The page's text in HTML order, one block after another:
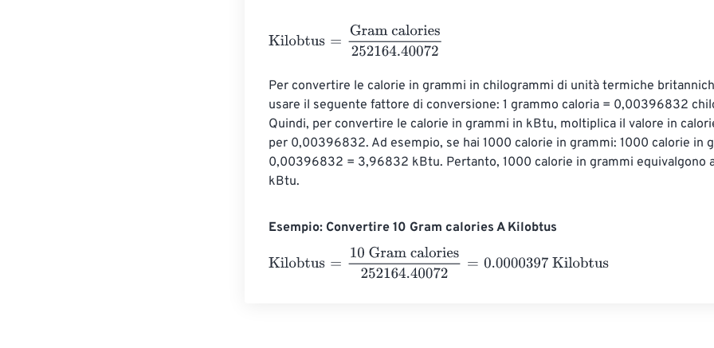
Kilobtus Gram calories252164.40072
Per convertire le calorie in grammi in chilogrammi di unità termiche
usare il seguente fattore di conversione: 1 grammo caloria = 0,00396832
Quindi, per convertire le calorie in grammi in kBtu, moltiplica il valore in
per 0,00396832. Ad esempio, se hai 1000 calorie in grammi: 1000 calorie in
0,00396832 = 3,96832 kBtu. Pertanto, 1000 calorie in grammi equivalgono
kBtu.
Esempio: Convertire 10 Gram calories A Kilobtus
Kilobtus
10 Gram calories252164.40072=0.0000397 Kilobtus